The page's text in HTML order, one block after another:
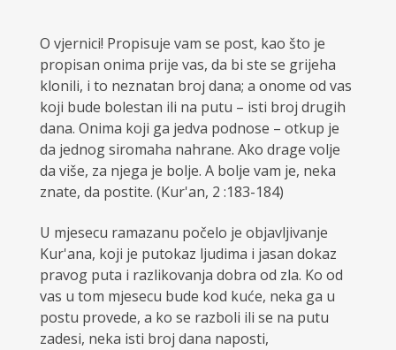
O vjernici! Propisuje vam se post, kao što je
propisan o­nima prije vas, da bi ste se grijeha
klonili, i to neznatan broj dana; a o­nome od vas
koji bude bolestan ili na putu – isti broj drugih
dana. O­nima koji ga jedva podnose – otkup je
da jednog siromaha nahrane. Ako drage volje
da više, za njega je bolje. A bolje vam je, neka
znate, da postite. (Kur'an, 2 :183-184)
U mjesecu ramazanu počelo je objavljivanje
Kur'ana, koji je putokaz ljudima i jasan dokaz
pravog puta i razlikovanja dobra od zla. Ko od
vas u tom mjesecu bude kod kuće, neka ga u
postu provede, a ko se razboli ili se na putu
zadesi, neka isti broj dana naposti,